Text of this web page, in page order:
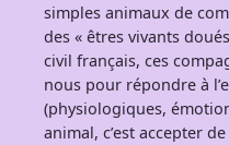
simples animaux de
des « êtres vivants
civil français, ces
nous pour répondre à
(physiologiques,
animal, c’est accepter